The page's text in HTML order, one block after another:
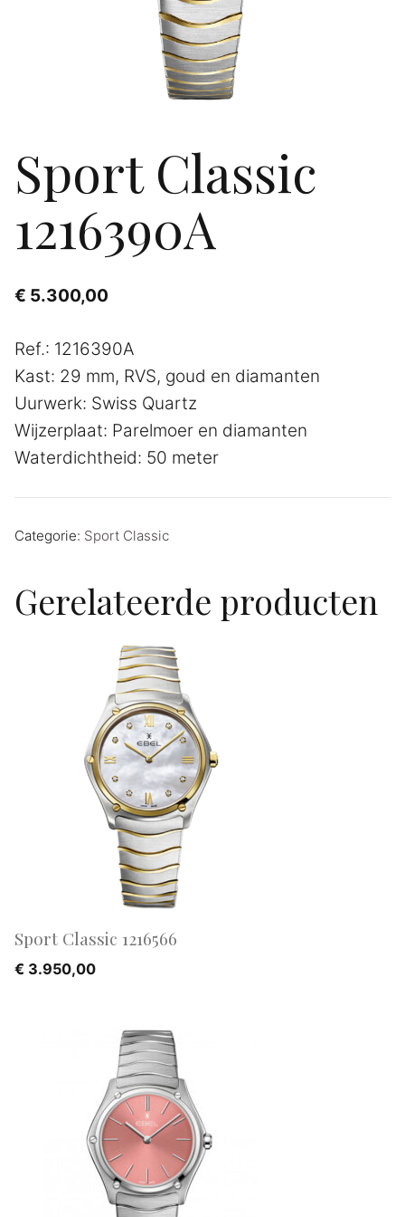
Sport Classic
1216390A
€ 5.300,00
Ref.: 1216390A
Kast: 29 mm, RVS, goud en diamanten
Uurwerk: Swiss Quartz
Wijzerplaat: Parelmoer en diamanten
Waterdichtheid: 50 meter
Categorie: Sport Classic
Gerelateerde producten
Sport Classic 1216566
€ 3.950,00